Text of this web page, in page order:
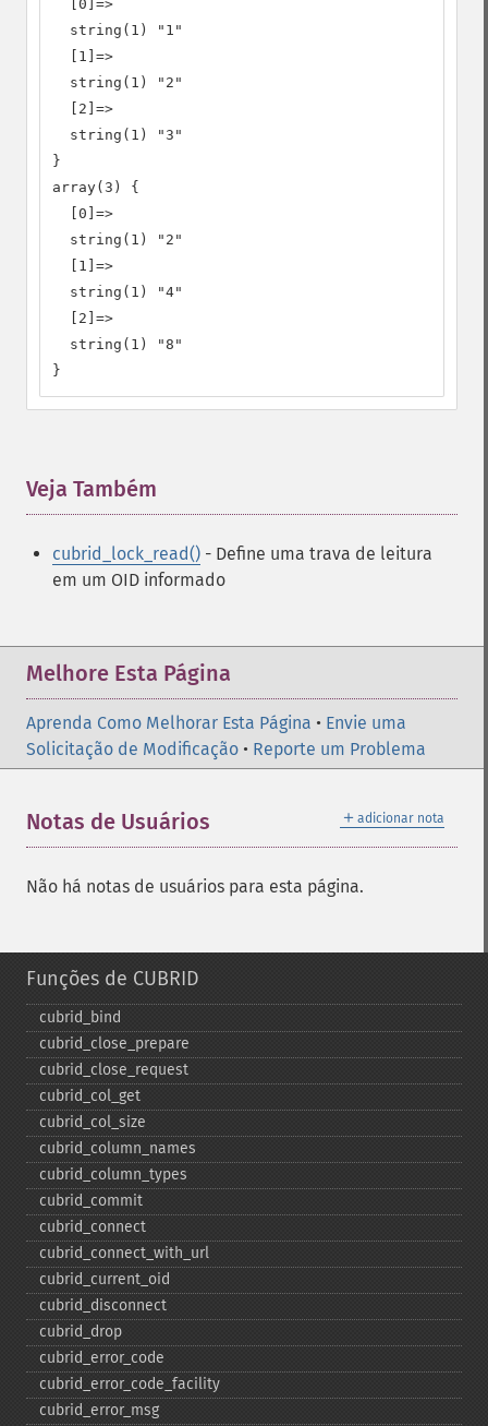
  [0]=>
  string(1) "1"
  [1]=>
  string(1) "2"
  [2]=>
  string(1) "3"
}
array(3) {
  [0]=>
  string(1) "2"
  [1]=>
  string(1) "4"
  [2]=>
  string(1) "8"
}
Veja Também
cubrid_lock_read() - Define uma trava de leitura
em um OID informado
Melhore Esta Página
Aprenda Como Melhorar Esta Página • Envie uma
Solicitação de Modificação • Reporte um Problema
＋ adicionar nota
Notas de Usuários
Não há notas de usuários para esta página.
Funções de CUBRID
cubrid_​bind
cubrid_​close_​prepare
cubrid_​close_​request
cubrid_​col_​get
cubrid_​col_​size
cubrid_​column_​names
cubrid_​column_​types
cubrid_​commit
cubrid_​connect
cubrid_​connect_​with_​url
cubrid_​current_​oid
cubrid_​disconnect
cubrid_​drop
cubrid_​error_​code
cubrid_​error_​code_​facility
cubrid_​error_​msg